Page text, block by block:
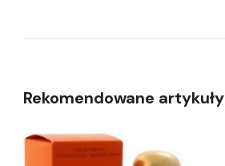
Rekomendowane artykuły